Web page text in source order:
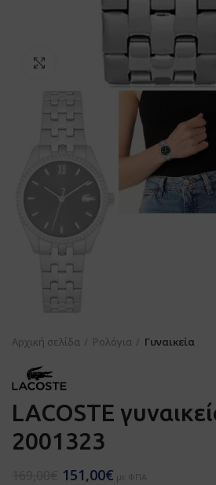
Αρχική σελίδα Ρολόγια Γυναικεία
LACOSTE
2001323
151,00€ με ΦΠΑ